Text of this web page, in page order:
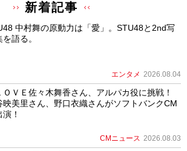
新着記事
中村舞の原動力は「愛」。STU48と2nd写
語る。
エンタメ 2026.08.04
ＯＶＥ佐々木舞香さん、アルパカ役に挑戦！
映美里さん、野口衣織さんがソフトバンクCM
！
CMニュース 2026.08.03